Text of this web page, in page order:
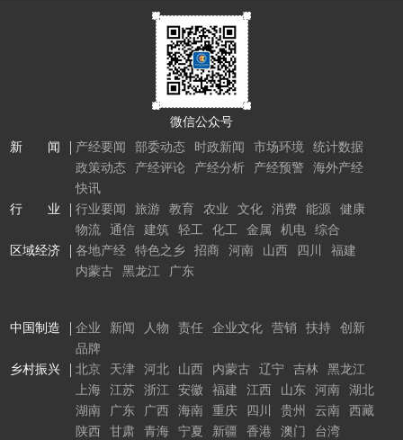
微信公众号
新 闻
产经要闻 部委动态 时政新闻 市场环境
统计数据
政策动态
产经评论 产经分析 产经预警
海外产经
快讯
行 业
行业要闻 旅游 教育 农业 文化 消费 能源
健康
物流
通信 建筑 轻工 化工 金属 机电
综合
区域经济
各地产经 特色之乡 招商 河南 山西 四川
福建
内蒙古
黑龙江 广东
中国制造 企业 新闻 人物 责任 企业文化 营销 扶持
创新
品牌
乡村振兴
北京 天津 河北 山西 内蒙古 辽宁 吉林
黑龙江
上海
江苏 浙江 安徽 福建 江西 山东 河南
湖北
湖南
广东 广西 海南 重庆 四川 贵州 云南
西藏
陕西
甘肃 青海 宁夏 新疆 香港 澳门 台湾